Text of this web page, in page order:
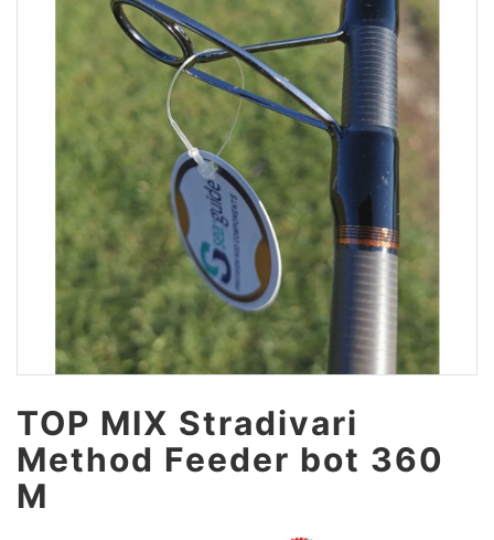
TOP MIX Stradivari
Method Feeder bot 360
M